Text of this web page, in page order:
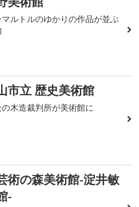
ルトルのゆかりの作品が並ぶ
市立 歴史美術館
木造裁判所が美術館に
術の森美術館-淀井敏
-